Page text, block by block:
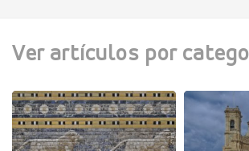
Ver artículos por